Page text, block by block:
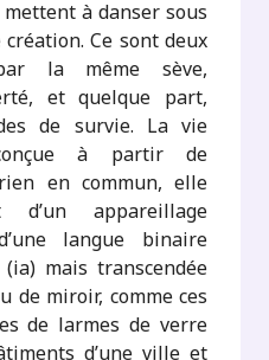
à danser sous
création. Ce sont deux
la même sève,
et quelque part,
de survie. La vie
conçue à partir de
en commun, elle
appareillage
langue binaire
mais transcendée
de miroir, comme ces
de larmes de verre
d’une ville et